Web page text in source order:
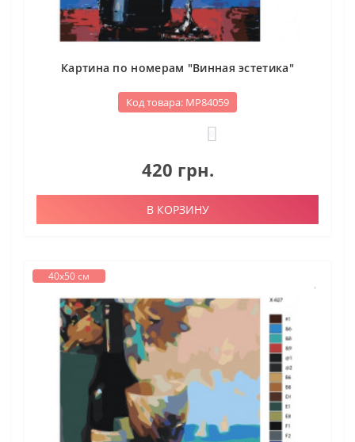
Картина по номерам "Винная эстетика"
Код товара: МР84059
420 грн.
В КОРЗИНУ
40х50 см